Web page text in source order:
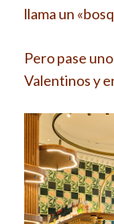
llama un
Pero pase
Valentinos y